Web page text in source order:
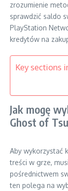
zrozumienie
sprawdzić saldo
PlayStation
kredytów na
Key sections
Jak mogę
Ghost of
Aby wykorzystać
treści w grze,
pośrednictwem
ten polega na